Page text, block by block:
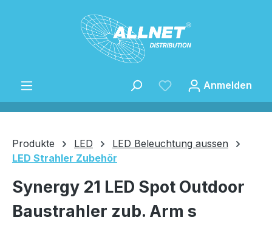
Zum Hauptinhalt springen
Speichern
Anmelden
Produkte LED
LED Beleuchtung aussen
LED Strahler Zubehör
Synergy 21 LED Spot Outdoor
Baustrahler zub. Arm s